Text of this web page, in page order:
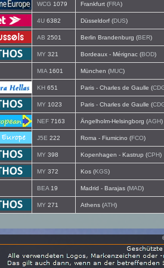
WCG 1079 Frankfurt (FRA)
4U 6382 Düsseldorf (DUS)
AB 2501 Berlin Brandenburg (BER)
MY 321 Bordeaux - Mérignac (BOD)
MIA 1601 München (MUC)
KH 651 Paris - Charles de Gaulle (
MY 1023 Paris - Charles de Gaulle (
NEF 7163 Ängelholm-Helsingborg (AGH)
J5E 222 Roma - Fiumicino (FCO)
MY 398 Kopenhagen - Kastrup (CPH)
MY 372 Kos (KGS)
BEA 19 Madrid - Barajas (MAD)
MY 271 Athens (ATH)